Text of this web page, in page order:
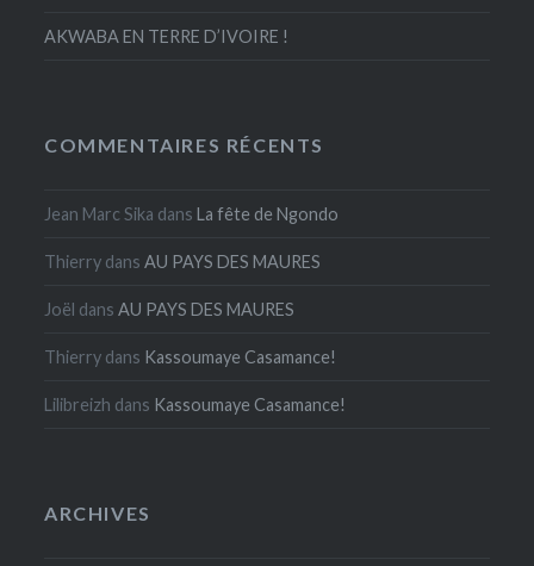
AKWABA EN TERRE D’IVOIRE !
COMMENTAIRES RÉCENTS
Jean Marc Sika dansLa fête de Ngondo
Thierry dansAU PAYS DES MAURES
Joël dansAU PAYS DES MAURES
Thierry dans Kassoumaye Casamance!
Lilibreizh dans Kassoumaye Casamance!
ARCHIVES